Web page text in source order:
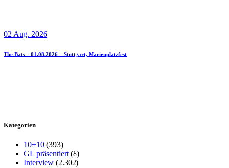
02 Aug. 2026
The Bats – 01.08.2026 – Stuttgart, Marienplatzfest
Kategorien
10+10 (393)
GL präsentiert (8)
Interview (2.302)